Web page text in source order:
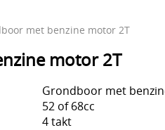
met benzine motor 2T
motor 2T
Grondboor met
52 of 68cc
4 takt